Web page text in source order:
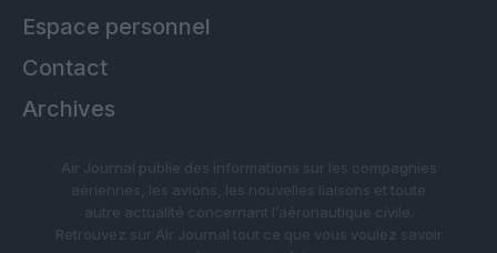
Espace personnel
Contact
Archives